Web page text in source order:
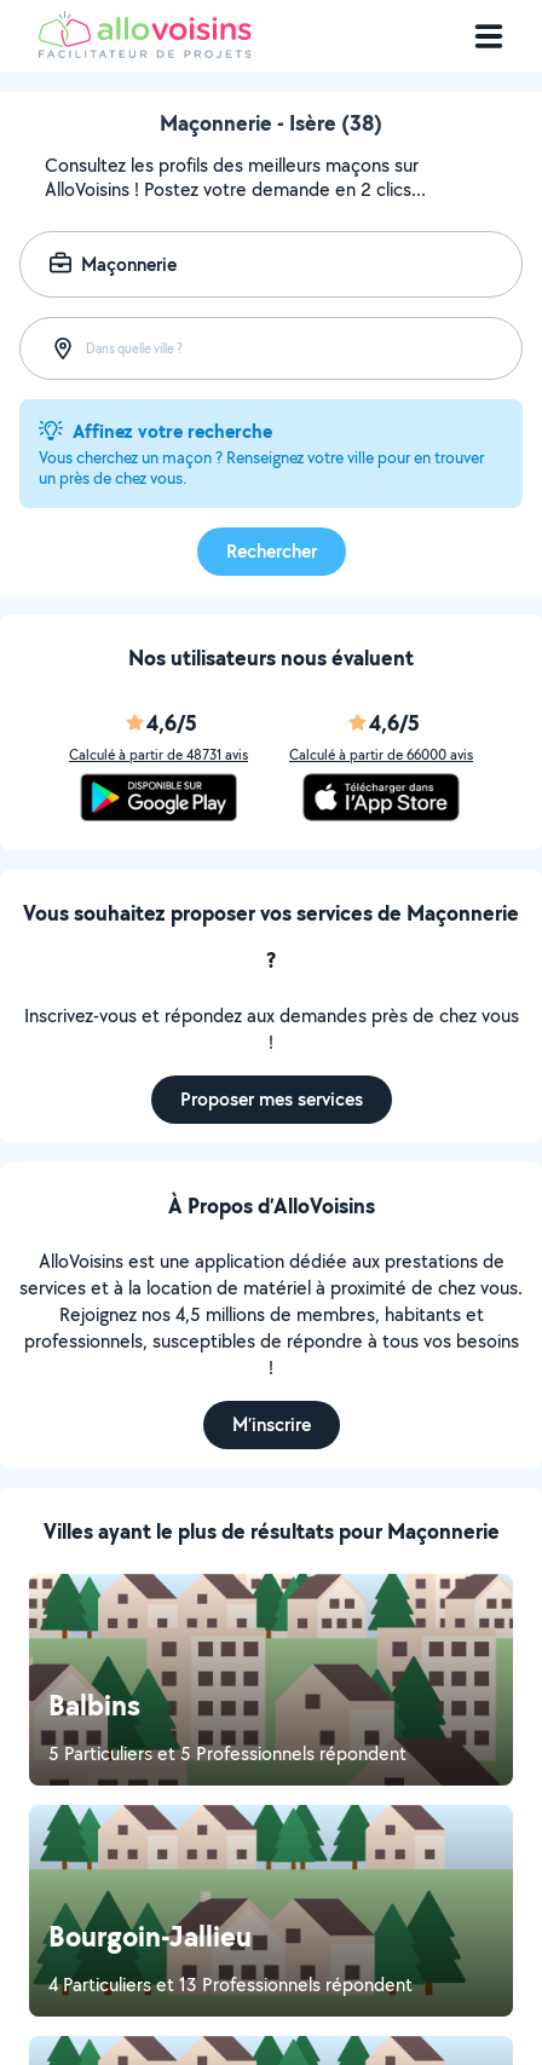
Maçonnerie - Isère (38)
Consultez les profils des meilleurs maçons sur
AlloVoisins ! Postez votre demande en 2 clics...
Maçonnerie
Dans quelle ville ?
Affinez votre recherche
Vous cherchez un maçon ? Renseignez votre ville pour en trouver
un près de chez vous.
Rechercher
Nos utilisateurs nous évaluent
4,6/5
Calculé à partir de 48731 avis
4,6/5
Calculé à partir de 66000 avis
Villes ayant le plus de résultats pour Maçonnerie
Balbins
5 Particuliers et 5 Professionnels répondent
Bourgoin-Jallieu
4 Particuliers et 13 Professionnels répondent
Vous souhaitez proposer vos services de Maçonnerie
?
Inscrivez-vous et répondez aux demandes près de chez vous
!
Proposer mes services
À Propos d’AlloVoisins
AlloVoisins est une application dédiée aux prestations de
services et à la location de matériel à proximité de chez vous.
Rejoignez nos 4,5 millions de membres, habitants et
professionnels, susceptibles de répondre à tous vos besoins
!
M’inscrire